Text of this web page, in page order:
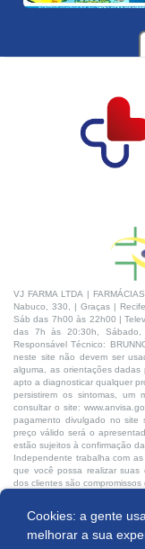
Cookies: a gente
melhorar a sua
VJ FARMA LTDA |
Nabuco, 330, | Graças |
Sáb das 7h00 às 22h00 |
das 7h às 20:30h,
Responsável Técnico:
neste site não devem ser
alguma, as orientações
apto a diagnosticar qualquer
persistirem os sintomas, um
consultar o site:
pagamento divulgado no site
preço válido será o
estão sujeitos à confirmação
Independente trabalha com
que você possa realizar suas
dos clientes são